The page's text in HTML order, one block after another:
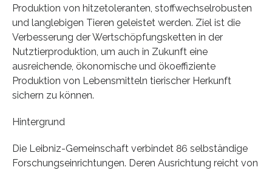
Produktion von hitzetoleranten, stoffwechselrobusten
und langlebigen Tieren geleistet werden. Ziel ist die
Verbesserung der Wertschöpfungsketten in der
Nutztierproduktion, um auch in Zukunft eine
ausreichende, ökonomische und ökoeffiziente
Produktion von Lebensmitteln tierischer Herkunft
sichern zu können.
Hintergrund
Die Leibniz-Gemeinschaft verbindet 86 selbständige
Forschungseinrichtungen. Deren Ausrichtung reicht von